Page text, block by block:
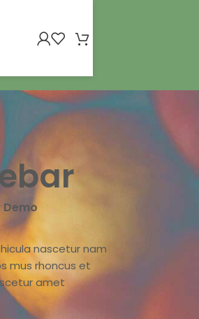
nascetur nam
mus rhoncus et
amet